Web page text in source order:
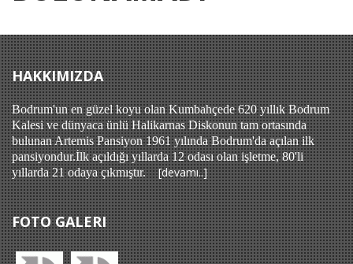
HAKKIMIZDA
Bodrum'un en güzel koyu olan Kumbahçede 620 yıllık Bodrum
Kalesi ve dünyaca ünlü Halikarnas Diskonun tam ortasında
bulunan Artemis Pansiyon 1961 yılında Bodrum'da açılan ilk
pansiyondur.İlk açıldığı yıllarda 12 odası olan işletme, 80'li
yıllarda 21 odaya çıkmıştır.
[devamı..]
FOTO GALERI